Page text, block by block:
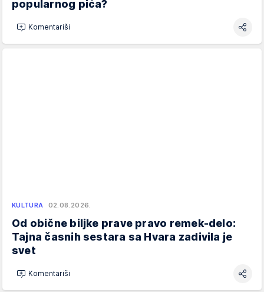
popularnog pića?
Komentariši
KULTURA 02.08.2026.
Od obične biljke prave pravo remek-delo:
Tajna časnih sestara sa Hvara zadivila je
svet
Komentariši